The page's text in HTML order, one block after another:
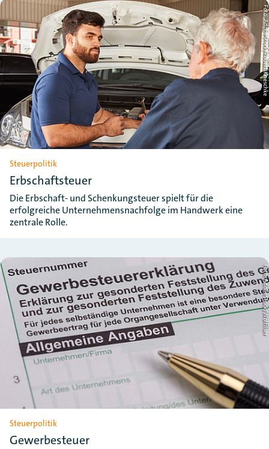
Foto: AdobeStock/Robert Kneschke
Steuerpolitik
Erbschaftsteuer
Die Erbschaft- und Schenkungsteuer spielt für die
erfolgreiche Unternehmensnachfolge im Handwerk eine
zentrale Rolle.
Foto: AdobeStock/Wolfilser
Steuerpolitik
Gewerbesteuer